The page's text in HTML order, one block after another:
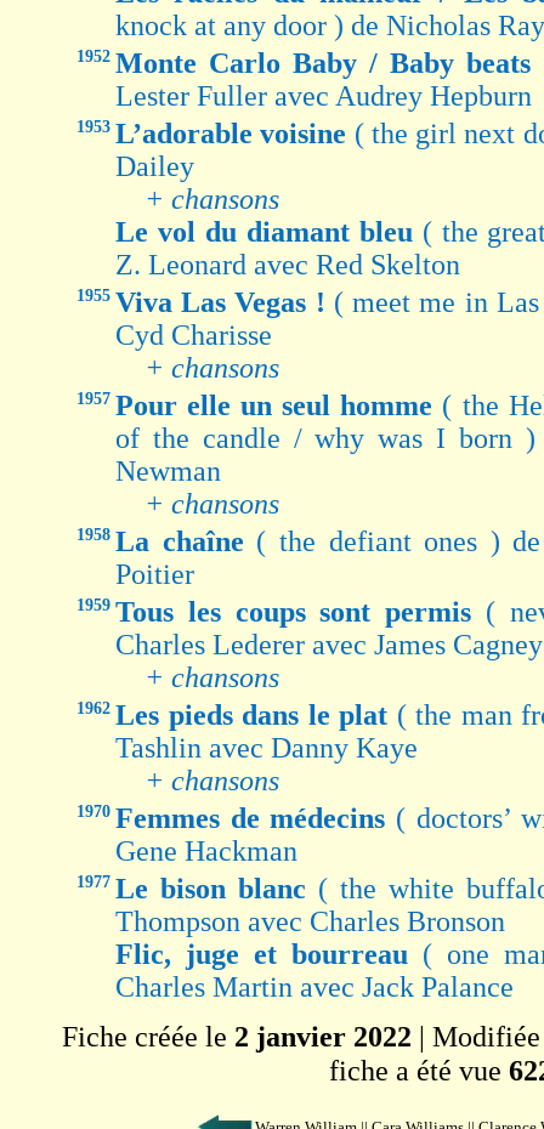
knock at any door ) de Nicholas
1952 Monte Carlo Baby / Baby
Lester Fuller avec Audrey Hepburn
1953 L’adorable voisine ( the girl next
Dailey
+ chansons
Le vol du diamant bleu ( the
Z. Leonard avec Red Skelton
1955 Viva Las Vegas ! ( meet me in
Cyd Charisse
+ chansons
1957 Pour elle un seul homme ( the
of the candle / why was I born )
Newman
+ chansons
1958 La chaîne ( the defiant ones )
Poitier
1959 Tous les coups sont permis (
Charles Lederer avec James Cagney
+ chansons
1962 Les pieds dans le plat ( the man
Tashlin avec Danny Kaye
+ chansons
1970 Femmes de médecins ( doctors’
Gene Hackman
1977 Le bison blanc ( the white
Thompson avec Charles Bronson
Flic, juge et bourreau ( one
Charles Martin avec Jack Palance
Fiche créée le 2 janvier 2022 |
fiche a été vue